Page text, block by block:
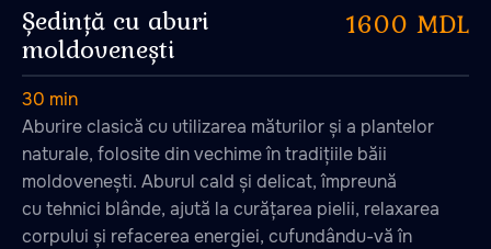
Ședință cu aburi
moldovenești
1600 MDL
30 min
Aburire clasică cu utilizarea măturilor și a plantelor
naturale, folosite din vechime în tradițiile băii
moldovenești. Aburul cald și delicat, împreună
cu tehnici blânde, ajută la curățarea pielii, relaxarea
corpului și refacerea energiei, cufundându-vă în
Pat din plante